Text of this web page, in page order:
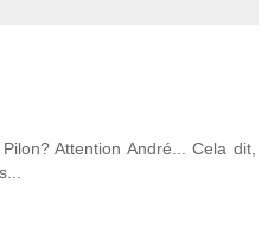
Attention André... Cela dit,